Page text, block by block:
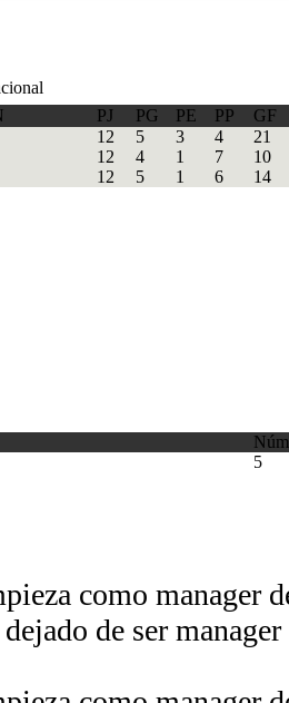
PJ PG PE PP
GF
12 5 3 4
21
12 4 1 7
10
12 5 1 6 14
5
como manager
de ser